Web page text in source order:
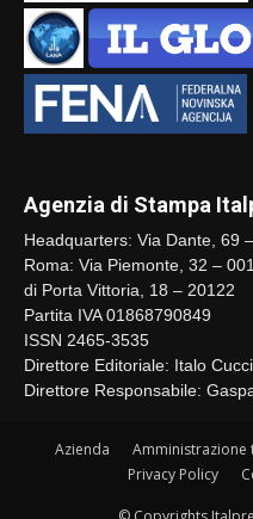
Agenzia di Stampa
Headquarters: Via Dante, 69
Roma: Via Piemonte, 32 –
di Porta Vittoria, 18 – 20122
Partita IVA 01868790849
ISSN 2465-3535
Direttore Editoriale: Italo Cucci
Direttore Responsabile:
Azienda Amministrazione
Privacy Policy